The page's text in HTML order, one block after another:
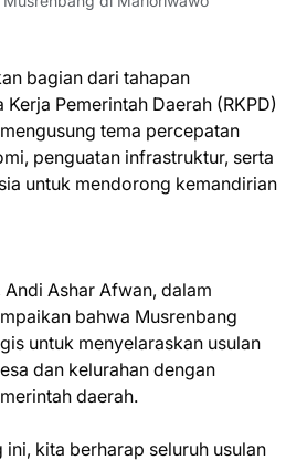
bagian dari tahapan
Kerja Pemerintah Daerah (RKPD)
tema percepatan
penguatan infrastruktur, serta
untuk mendorong kemandirian
Ashar Afwan, dalam
bahwa Musrenbang
untuk menyelaraskan usulan
dan kelurahan dengan
daerah.
ini, kita berharap seluruh usulan